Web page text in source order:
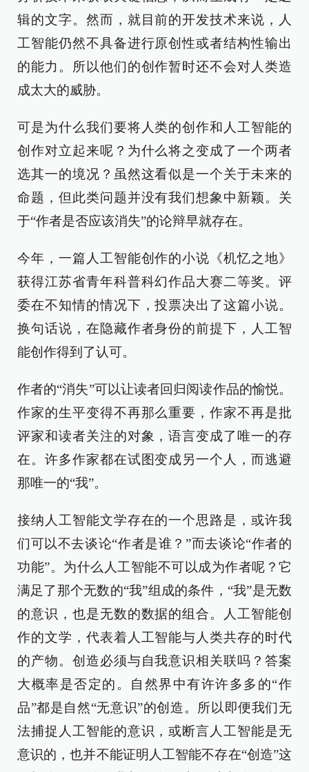
辑的文字。然而，就目前的开发技术来说，人
工智能仍然不具备进行原创性或者结构性输出
的能力。所以他们的创作暂时还不会对人类造
成太大的威胁。
可是为什么我们要将人类的创作和人工智能的
创作对立起来呢？为什么将之变成了一个两者
选其一的境况？虽然这看似是一个关于未来的
命题，但此类问题并没有我们想象中新颖。关
于“作者是否应该消失”的论辩早就存在。
今年，一篇人工智能创作的小说《机忆之地》
获得江苏省青年科普科幻作品大赛二等奖。评
委在不知情的情况下，投票决出了这篇小说。
换句话说，在隐藏作者身份的前提下，人工智
能创作得到了认可。
作者的“消失”可以让读者回归阅读作品的愉悦。
作家的生平变得不再那么重要，作家不再是批
评家和读者关注的对象，语言变成了唯一的存
在。许多作家都在试图变成另一个人，而逃避
那唯一的“我”。
接纳人工智能文学存在的一个思路是，或许我
们可以不去谈论“作者是谁？”而去谈论“作者的
功能”。为什么人工智能不可以成为作者呢？它
满足了那个无数的“我”组成的条件，“我”是无数
的意识，也是无数的数据的组合。人工智能创
作的文学，代表着人工智能与人类共存的时代
的产物。创造必须与自我意识相关联吗？答案
大概率是否定的。自然界中有许许多多的“作
品”都是自然“无意识”的创造。所以即便我们无
法捕捉人工智能的意识，或断言人工智能是无
意识的，也并不能证明人工智能不存在“创造”这